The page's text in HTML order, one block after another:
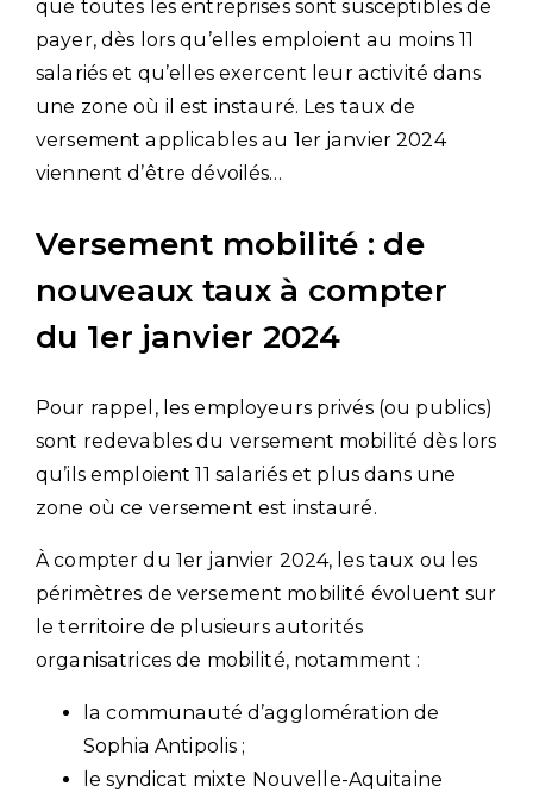
que toutes les entreprises sont susceptibles de
payer, dès lors qu’elles emploient au moins 11
salariés et qu’elles exercent leur activité dans
une zone où il est instauré. Les taux de
versement applicables au 1er janvier 2024
viennent d’être dévoilés…
Versement mobilité : de
nouveaux taux à compter
du 1er janvier 2024
Pour rappel, les employeurs privés (ou publics)
sont redevables du versement mobilité dès lors
qu’ils emploient 11 salariés et plus dans une
zone où ce versement est instauré.
À compter du 1er janvier 2024, les taux ou les
périmètres de versement mobilité évoluent sur
le territoire de plusieurs autorités
organisatrices de mobilité, notamment :
la communauté d’agglomération de
Sophia Antipolis ;
le syndicat mixte Nouvelle-Aquitaine